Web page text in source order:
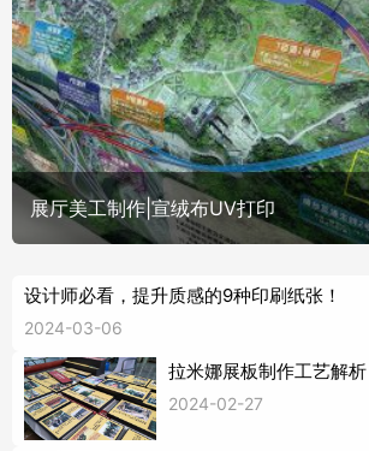
展厅美工制作|宣绒布UV打印
设计师必看，提升质感的9种印刷纸张！
2024-03-06
拉米娜展板制作工艺解析
2024-02-27